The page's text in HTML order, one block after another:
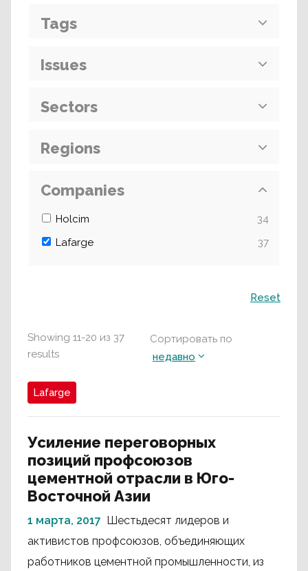
Showing 11-20 из 37
results
Сортировать по
недавно
Lafarge
Усиление переговорных
позиций профсоюзов
цементной отрасли в Юго-
Восточной Азии
1 марта, 2017 Шестьдесят лидеров и
активистов профсоюзов, объединяющих
работников цементной промышленности, из
Tags
Issues
Sectors
Regions
Companies
Holcim
34
Lafarge
37
Reset